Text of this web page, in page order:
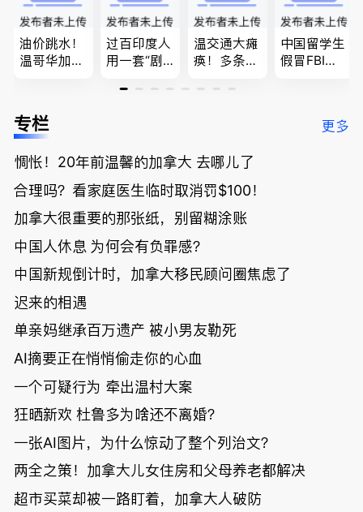
油价跳水！
温哥华加油
低；免费狂
送50万磅蔬
温“丑陋土
豆日”冲击
吉尼斯纪
录；惨！留
骗光2万美
元，还被卷
入跨国刑案
账户遭封！
过百印度人
用一套“剧
官：太假
欠款多出$1
9万；突
发！无辜男
孩温哥华市
中心被刺身
亡；
温交通大瘫
痪！多条主
底；做顿饭
单；房市崩
盘前兆？加
国租赁市场
恐迎暴跌危
中国留学生
假冒FBI上
夫妻住进殡
专栏 更多
惆怅！20年前温馨的加拿大 去哪儿了
合理吗？看家庭医生临时取消罚$100！
加拿大很重要的那张纸，别留糊涂账
中国人休息 为何会有负罪感？
中国新规倒计时，加拿大移民顾问圈焦虑了
迟来的相遇
单亲妈继承百万遗产 被小男友勒死
AI摘要正在悄悄偷走你的心血
一个可疑行为 牵出温村大案
狂晒新欢 杜鲁多为啥还不离婚？
一张AI图片，为什么惊动了整个列治文？
两全之策！加拿大儿女住房和父母养老都解决
超市买菜却被一路盯着，加拿大人破防